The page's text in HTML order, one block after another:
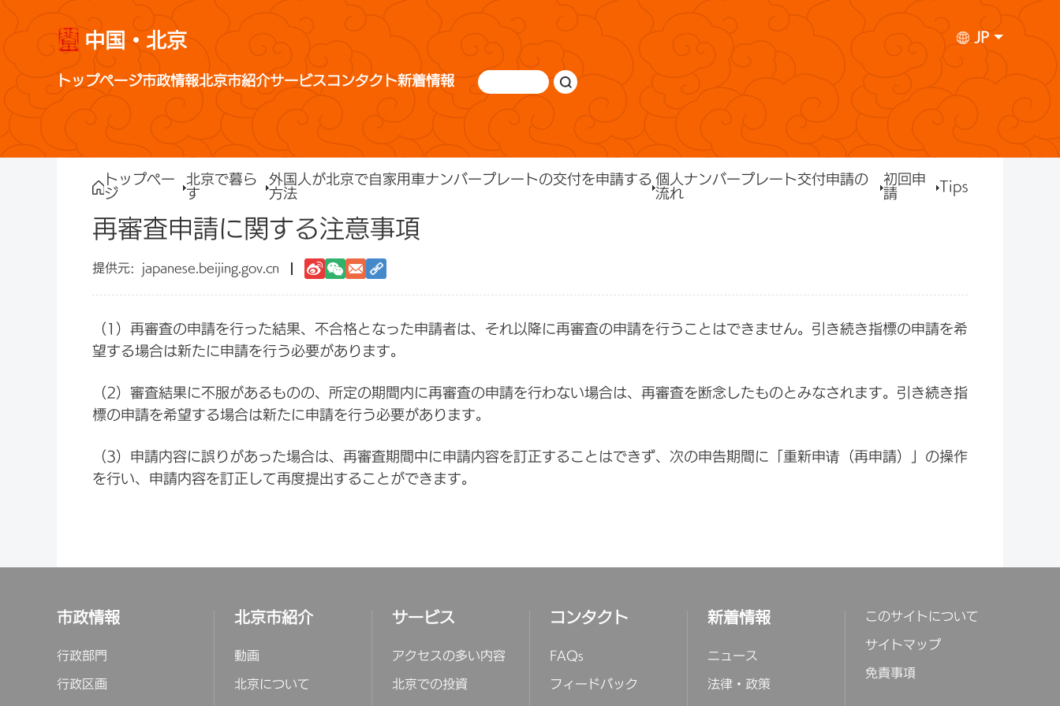
中国・北京 JP
トップページ市政情報北京市紹介サービスコンタクト新着情報
トップペー
ジ
北京で暮ら
す
外国人が北京で自家用車ナンバープレートの交付を申請する
方法
個人ナンバープレート交付申請の
流れ
初回申
請 Tips
再審査申請に関する注意事項
japanese.beijing.gov.cn
（1）再審査の申請を行った結果、不合格となった申請者は、それ以降に再審査の申請を行うことはできません。引き続き指標の申請を希
望する場合は新たに申請を行う必要があります。
（2）審査結果に不服があるものの、所定の期間内に再審査の申請を行わない場合は、再審査を断念したものとみなされます。引き続き指
標の申請を希望する場合は新たに申請を行う必要があります。
（3）申請内容に誤りがあった場合は、再審査期間中に申請内容を訂正することはできず、次の申告期間に「重新申请（再申請）」の操作
を行い、申請内容を訂正して再度提出することができます。
市政情報
行政部門
行政区画
北京市紹介
動画
北京について
サービス
アクセスの多い内容
北京での投資
コンタクト
FAQs
フィードバック
新着情報
ニュース
法律・政策
このサイトについて
サイトマップ
免責事項